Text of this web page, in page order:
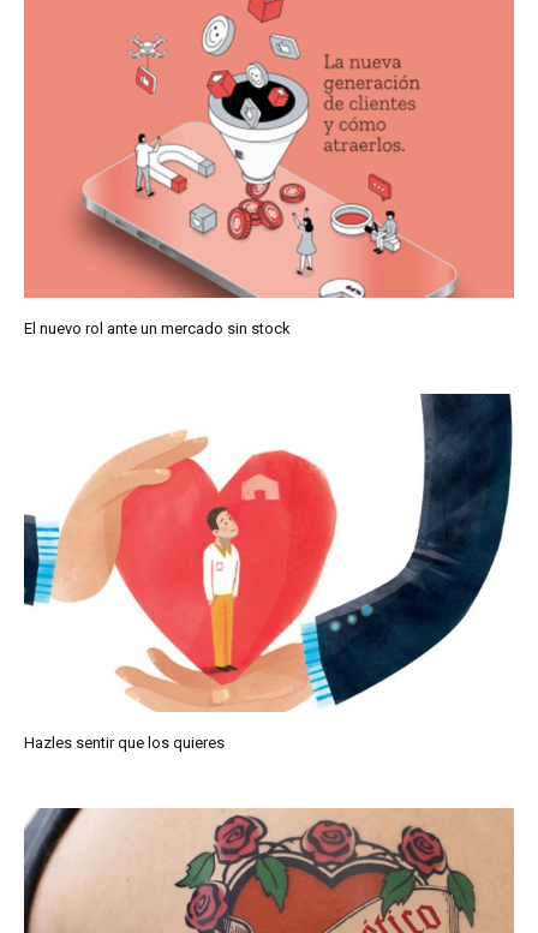
El nuevo rol ante un mercado sin stock
Hazles sentir que los quieres